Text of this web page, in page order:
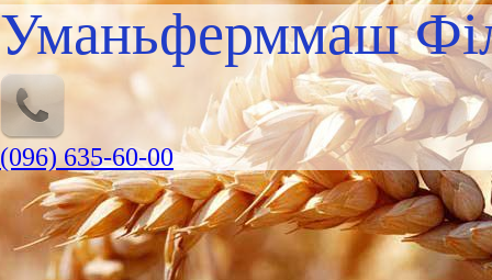
Уманьферммаш
(096) 635-60-00